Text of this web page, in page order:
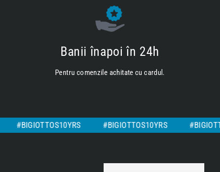
Banii înapoi în 24h
Pentru comenzile achitate cu cardul.
#BIGIOTTOS10YRS #BIGIOTTOS10YRS